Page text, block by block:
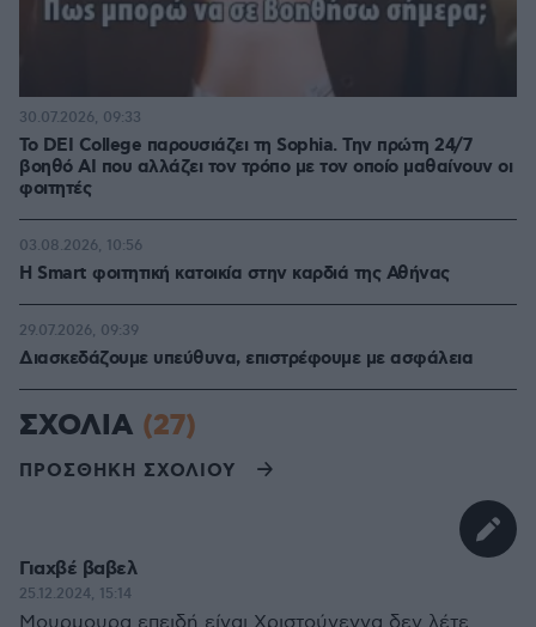
Το DEI College παρουσιάζει τη Sophia. Την πρώτη 24/7
βοηθό AI που αλλάζει τον τρόπο με τον οποίο μαθαίνουν οι
φοιτητές
30.07.2026, 09:33
Η Smart φοιτητική κατοικία στην καρδιά της Αθήνας
03.08.2026, 10:56
Διασκεδάζουμε υπεύθυνα, επιστρέφουμε με ασφάλεια
29.07.2026, 09:39
ΣΧΟΛΙΑ (27)
ΠΡΟΣΘΗΚΗ ΣΧΟΛΙΟΥ
Γιαχβέ βαβελ
25.12.2024, 15:14